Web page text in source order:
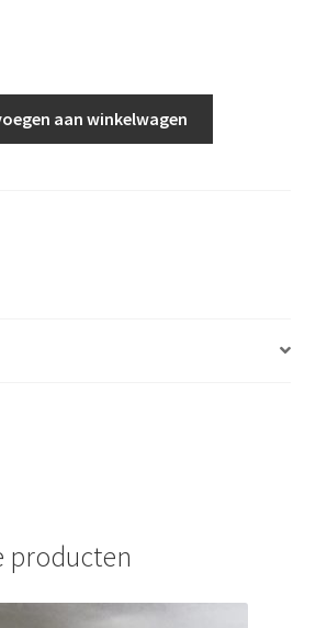
aan winkelwagen
producten